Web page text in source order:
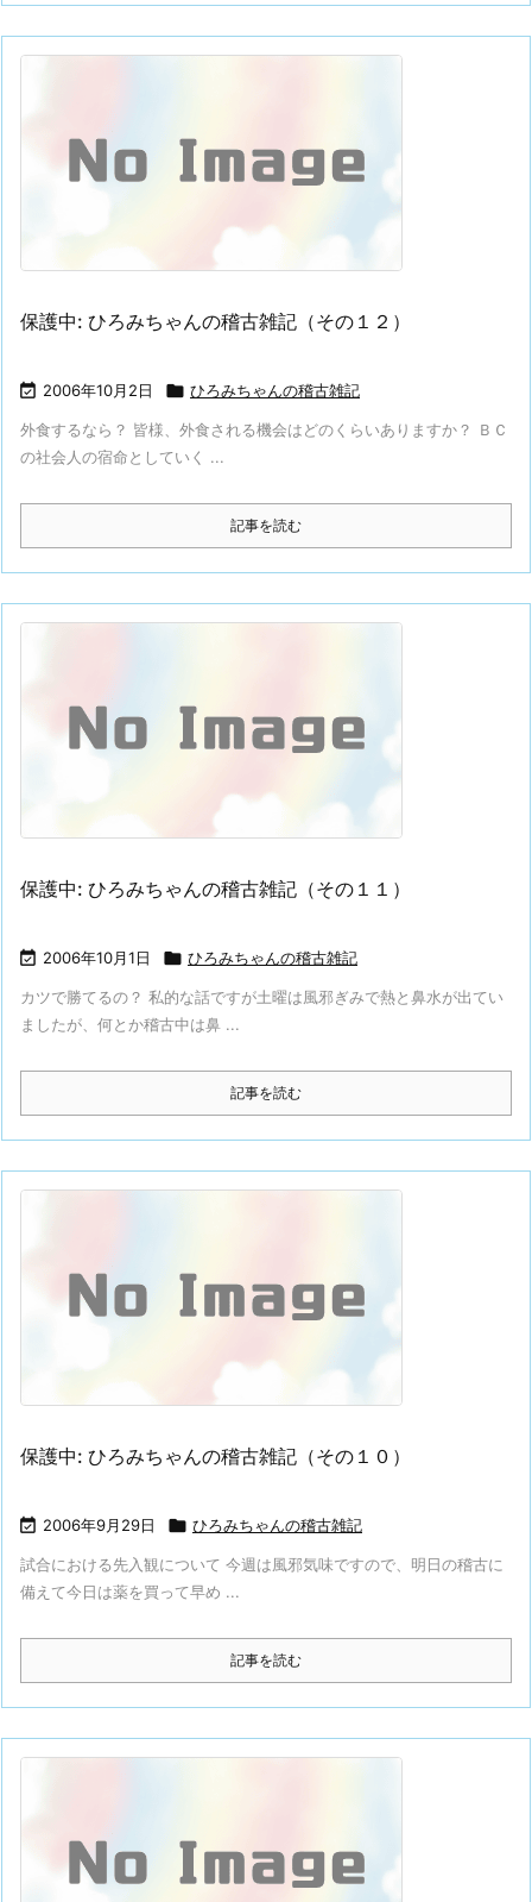
保護中: ひろみちゃんの稽古雑記（その１２）
 2006年10月2日  ひろみちゃんの稽古雑記
外食するなら？ 皆様、外食される機会はどのくらいありますか？ ＢＣ
の社会人の宿命としていく ...
記事を読む
保護中: ひろみちゃんの稽古雑記（その１１）
 2006年10月1日  ひろみちゃんの稽古雑記
カツで勝てるの？ 私的な話ですが土曜は風邪ぎみで熱と鼻水が出てい
ましたが、何とか稽古中は鼻 ...
記事を読む
保護中: ひろみちゃんの稽古雑記（その１０）
 2006年9月29日  ひろみちゃんの稽古雑記
試合における先入観について 今週は風邪気味ですので、明日の稽古に
備えて今日は薬を買って早め ...
記事を読む